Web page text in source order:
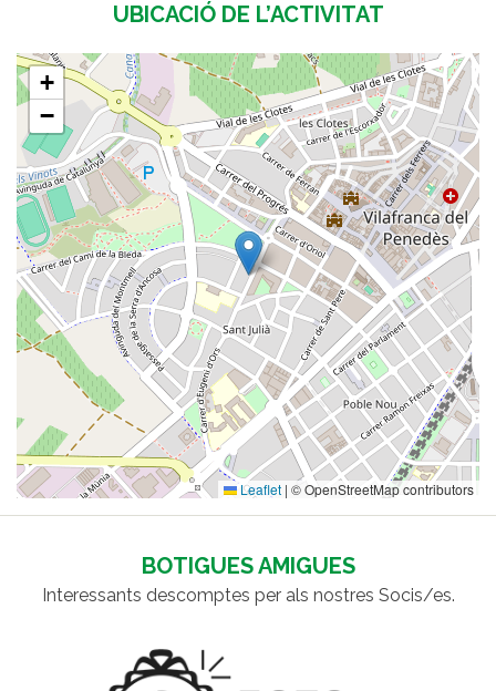
UBICACIÓ DE L’ACTIVITAT
+
−
Leaflet | © OpenStreetMap contributors
BOTIGUES AMIGUES
Interessants descomptes per als nostres Socis/es.